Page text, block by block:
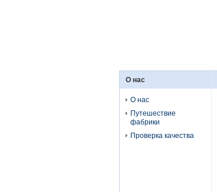
О нас
О нас
Путешествие
фабрики
Проверка качества